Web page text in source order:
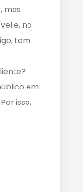
mas
e, no
tem
em
isso,